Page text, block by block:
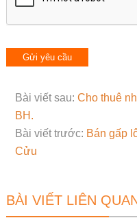
Bài viết sau: Cho thuê
BH.
Bài viết trước: Bán gấp
Cửu
BÀI VIẾT LIÊN